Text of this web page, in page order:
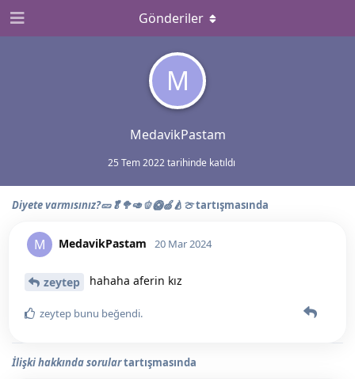
M
MedavikPastam
25 Tem 2022tarihinde katıldı
Gönderiler
Diyete varmısınız?🥒🥬🥦🥑🫑🥝🍏🍐🍈tartışmasında
M MedavikPastam 20 Mar 2024
zeytep hahaha aferin kız
zeytep bunu beğendi.
İlişki hakkında sorulartartışmasında